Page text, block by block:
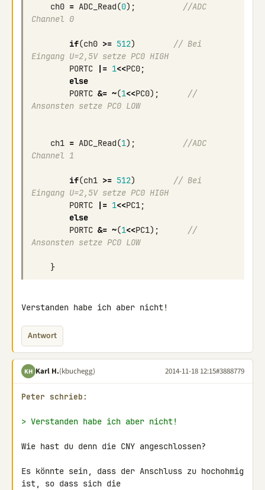
ch0 = ADC_Read(0);
//ADC
Channel 0
if(ch0 >= 512)
// Bei
Eingang U=2,5V setze PC0 HIGH
PORTC
|= 1<<PC0;
else
PORTC &= ~(1<<PC0);
//
Ansonsten setze PC0 LOW
ch1 = ADC_Read(1);
//ADC
Channel 1
if(ch1 >= 512)
// Bei
Eingang U=2,5V setze PC0 HIGH
PORTC
|= 1<<PC1;
else
PORTC &= ~(1<<PC1);
//
Ansonsten setze PC0 LOW
}
Verstanden habe ich aber nicht!
Antwort
KH Karl H.(kbuchegg) 2014-11-18 12:15#3888779
Peter schrieb:
> Verstanden habe ich aber nicht!
Wie hast du denn die CNY angeschlossen?
Es könnte sein, dass der Anschluss zu hochohmig
ist, so dass sich die